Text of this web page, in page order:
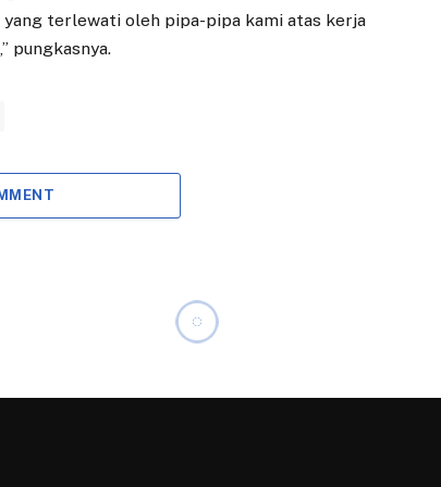
terlewati oleh pipa-pipa kami atas kerja
pungkasnya.
Kesehatan